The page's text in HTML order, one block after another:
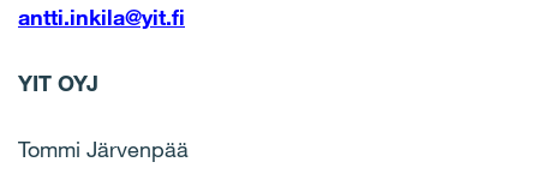
antti.inkila@yit.fi
YIT OYJ
Tommi Järvenpää